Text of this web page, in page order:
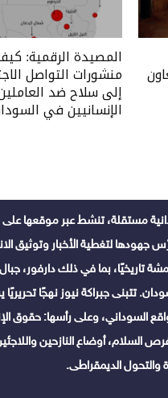
المصيدة الرقمية:
منشورات التواصل
إلى سلاح ضد
الإنسانيين في
مستقلة، تنشط عبر موقعها على
لتغطية الأخبار وتوثيق
تاريخيًا، بما في ذلك دارفور، جبال
تتبنى جبراكة نيوز نهجًا تحريريًا
السوداني، وعلى رأسها: حقوق
السلام، أوضاع النازحين
والتحول الديمقراطى.